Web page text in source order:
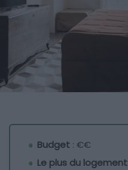
Budget : €€
Le plus du logement